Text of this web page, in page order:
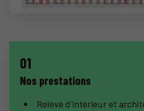
Nos prestations
Relevé d'intérieur et